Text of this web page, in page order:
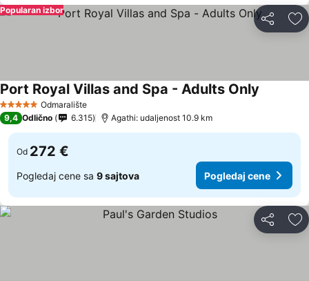
Deli
Popularan izbor
5 ZvezdiceOdmaralište
Port Royal Villas and Spa - Adults Only
9,4 Odlično 6.315 Agathi: udaljenost 10.9 km
Od 272 €
Pogledaj cene sa 9 sajtova Pogledaj cene
Deli